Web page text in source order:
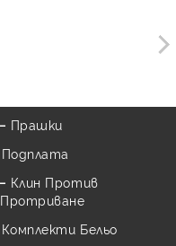
Прашки
Подплата
Клин Против
Протриване
Комплекти Бельо